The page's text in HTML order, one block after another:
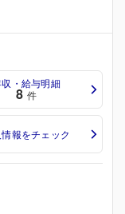
・給与明細
8 件
報をチェック